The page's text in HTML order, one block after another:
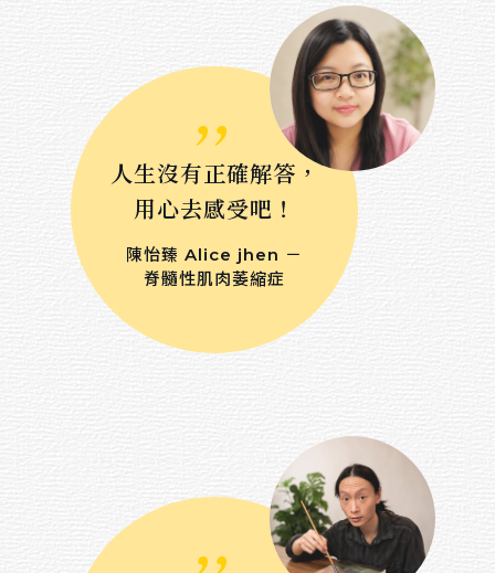
天然乾燥花卉
數位媒材
Sort by price
$ 3,000 － $ 10,000
$ 10,000 － $ 20,000
$ 80,000 － $ 100,000
$ 100,000 －
,,
人生沒有正確解答，
用心去感受吧！
陳怡臻 Alice jhen －
脊髓性肌肉萎縮症
,,